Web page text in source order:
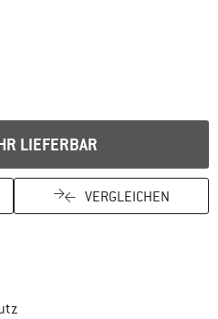
LIEFERBAR
VERGLEICHEN
Zahlungs-Infos hier! Öffnet